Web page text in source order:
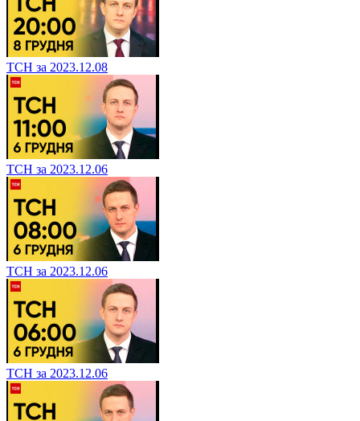
ТСН за 2023.12.08
ТСН за 2023.12.06
ТСН за 2023.12.06
ТСН за 2023.12.06